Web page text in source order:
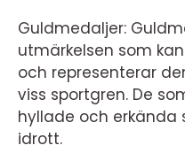
Guldmedaljer:
utmärkelsen som
och representerar
viss sportgren. De
hyllade och erkända
idrott.